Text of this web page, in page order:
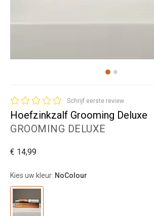
Schrijf eerste review
Hoefzinkzalf Grooming Deluxe
GROOMING DELUXE
€ 14,99
Kies uw kleur: NoColour